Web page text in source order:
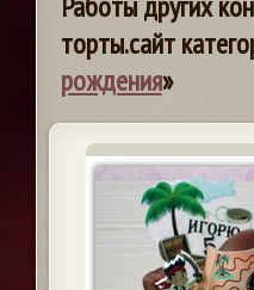
торты.сайт
рождения»